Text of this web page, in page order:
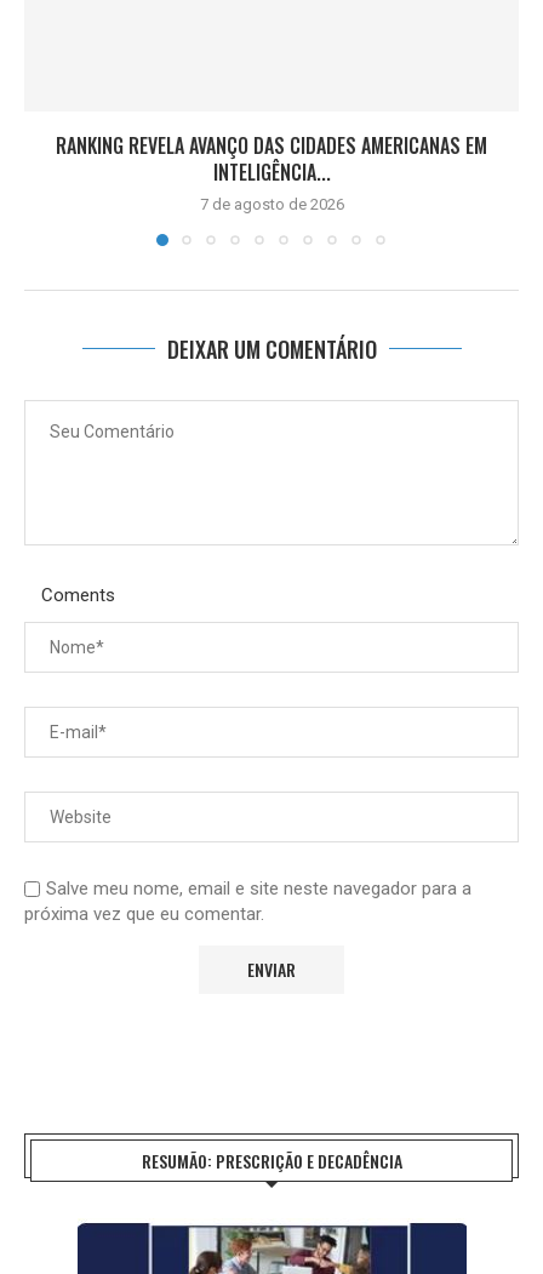
RANKING REVELA AVANÇO DAS CIDADES AMERICANAS EM
INTELIGÊNCIA...
7 de agosto de 2026
DEIXAR UM COMENTÁRIO
Coments
Salve meu nome, email e site neste navegador para a
próxima vez que eu comentar.
RESUMÃO: PRESCRIÇÃO E DECADÊNCIA